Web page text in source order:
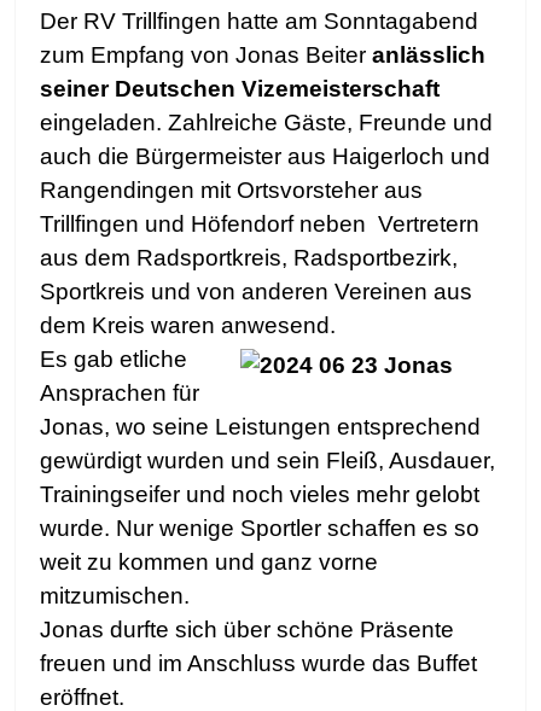
Der RV Trillfingen hatte am Sonntagabend
zum Empfang von Jonas Beiter anlässlich
seiner Deutschen Vizemeisterschaft
eingeladen. Zahlreiche Gäste, Freunde und
auch die Bürgermeister aus Haigerloch und
Rangendingen mit Ortsvorsteher aus
Trillfingen und Höfendorf neben Vertretern
aus dem Radsportkreis, Radsportbezirk,
Sportkreis und von anderen Vereinen aus
dem Kreis waren anwesend.
Es gab etliche
Ansprachen für
Jonas, wo seine Leistungen entsprechend
gewürdigt wurden und sein Fleiß, Ausdauer,
Trainingseifer und noch vieles mehr gelobt
wurde. Nur wenige Sportler schaffen es so
weit zu kommen und ganz vorne
mitzumischen.
Jonas durfte sich über schöne Präsente
freuen und im Anschluss wurde das Buffet
eröffnet.